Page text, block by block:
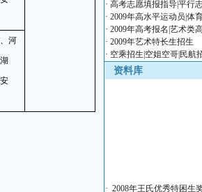
河
· 高考志愿填报指导|平行
· 2009年高水平运动员|体
· 2009年高考报名|艺术类
· 2009年艺术特长生招生
· 空乘招生|空姐空哥|民航
资料库
· 2008年王氏优秀特困生